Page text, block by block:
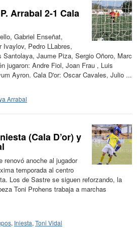
Arrabal 2-1 Cala
Gabriel Enseñat,
Ivaylov, Pedro LLabres,
Santolaya, Jaume Piza, Sergio Oñoro, Marc
jugaron: Andre Fiol, Joan Frau , Luis
Ayron. Cala D'or: Oscar Cavales, Julio ...
Arrabal
(Cala D’or) y
renovó anoche al jugador
temporada al centro
Los de Sastre se siguen reforzando, la
Toni Prohens trabaja a marchas
, Iniesta, Toni Vidal